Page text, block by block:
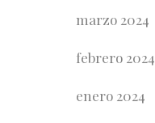
marzo 2024
febrero 2024
enero 2024